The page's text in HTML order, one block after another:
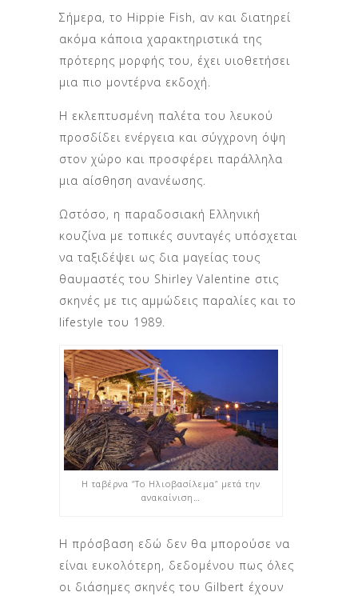
Σήμερα, το Hippie Fish, αν και διατηρεί
ακόμα κάποια χαρακτηριστικά της
πρότερης μορφής του, έχει υιοθετήσει
μια πιο μοντέρνα εκδοχή.
Η εκλεπτυσμένη παλέτα του λευκού
προσδίδει ενέργεια και σύγχρονη όψη
στον χώρο και προσφέρει παράλληλα
μια αίσθηση ανανέωσης.
Ωστόσο, η παραδοσιακή Ελληνική
κουζίνα με τοπικές συνταγές υπόσχεται
να ταξιδέψει ως δια μαγείας τους
θαυμαστές του Shirley Valentine στις
σκηνές με τις αμμώδεις παραλίες και το
lifestyle του 1989.
Η ταβέρνα “Το Ηλιοβασίλεμα” μετά την
ανακαίνιση…
Η πρόσβαση εδώ δεν θα μπορούσε να
είναι ευκολότερη, δεδομένου πως όλες
οι διάσημες σκηνές του Gilbert έχουν